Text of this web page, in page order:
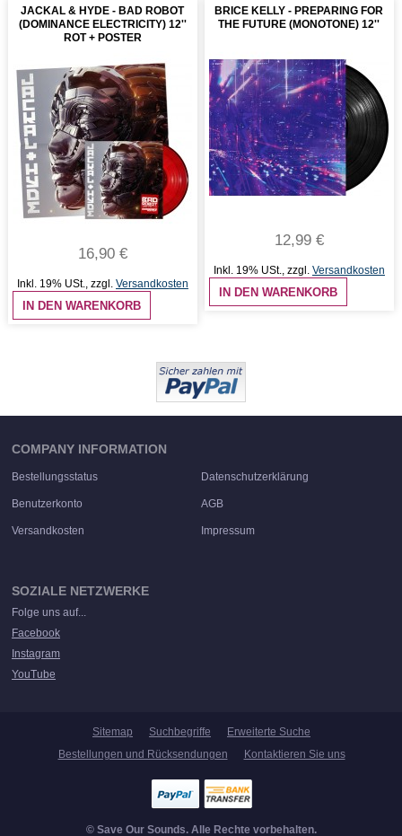
JACKAL & HYDE - BAD ROBOT
(DOMINANCE ELECTRICITY) 12''
ROT + POSTER
16,90 €
Inkl. 19% USt. zzgl. Versandkosten
IN DEN WARENKORB
BRICE KELLY - PREPARING FOR
THE FUTURE (MONOTONE) 12''
12,99 €
Inkl. 19% USt. zzgl. Versandkosten
IN DEN WARENKORB
COMPANY INFORMATION
Bestellungsstatus Datenschutzerklärung
Benutzerkonto AGB
Versandkosten Impressum
SOZIALE NETZWERKE
Folge uns auf...
Facebook
Instagram
YouTube
Sitemap Suchbegriffe
Erweiterte Suche
Bestellungen und Rücksendungen
Kontaktieren Sie uns
© Save Our Sounds. Alle Rechte vorbehalten.